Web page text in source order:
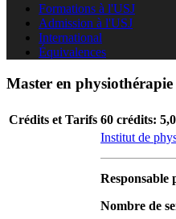
Formations à l'USJ
Admission à l'USJ
International
Équivalences
Master en
Crédits et Tarifs 60 crédits:
Institut de
Responsable
Nombre de